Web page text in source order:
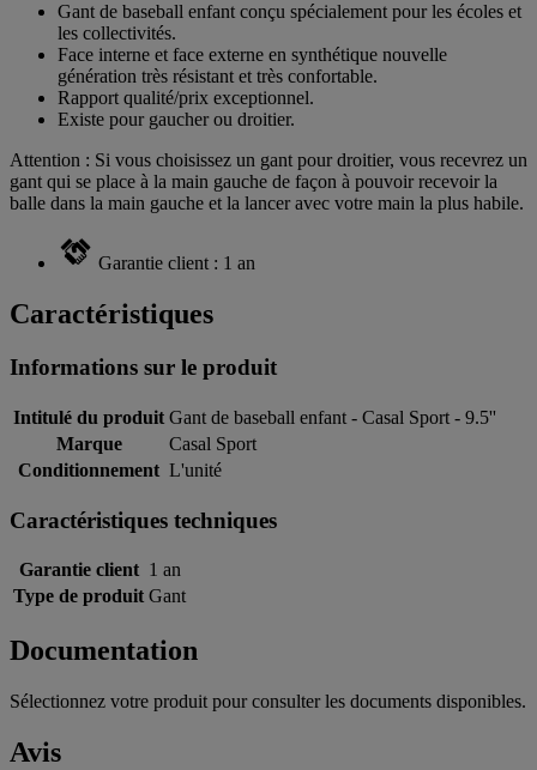
Gant de baseball enfant conçu spécialement pour les écoles et
les collectivités.
Face interne et face externe en synthétique nouvelle
génération très résistant et très confortable.
Rapport qualité/prix exceptionnel.
Existe pour gaucher ou droitier.
Attention : Si vous choisissez un gant pour droitier, vous recevrez un
gant qui se place à la main gauche de façon à pouvoir recevoir la
balle dans la main gauche et la lancer avec votre main la plus habile.
Garantie client : 1 an
Caractéristiques
Informations sur le produit
Intitulé du produit Gant de baseball enfant - Casal Sport - 9.5''
Marque
Casal Sport
Conditionnement L'unité
Caractéristiques techniques
Garantie client 1 an
Type de produit Gant
Documentation
Sélectionnez votre produit pour consulter les documents disponibles.
Avis